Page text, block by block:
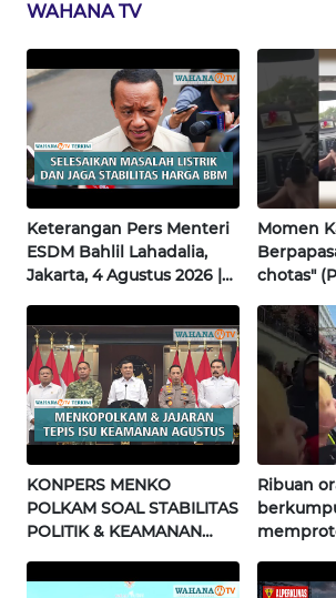
WAHANA TV
Keterangan Pers Menteri
ESDM Bahlil Lahadalia,
Jakarta, 4 Agustus 2026 |
Momen
chotas"
KONPERS MENKO
POLKAM SOAL STABILITAS
POLITIK & KEAMANAN
Terkini
Ribuan
pertama
SULTENG
SULBAR
WN
BABEL
WN
SUMBAR
WN
SUMSEL
WN